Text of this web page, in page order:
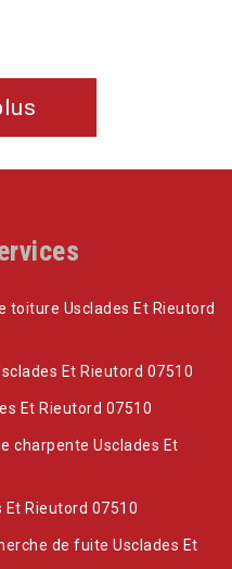
toiture Usclades Et Rieutord
Et Rieutord 07510
Et Rieutord 07510
charpente Usclades Et
Rieutord 07510
de fuite Usclades Et